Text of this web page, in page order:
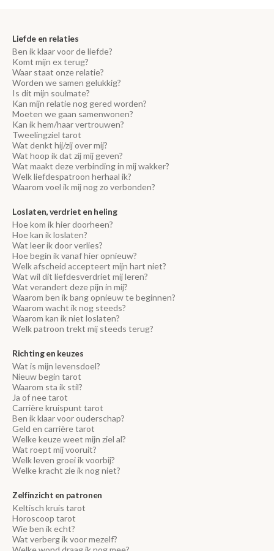
Liefde en relaties
Ben ik klaar voor de liefde?
Komt mijn ex terug?
Waar staat onze relatie?
Worden we samen gelukkig?
Is dit mijn soulmate?
Kan mijn relatie nog gered worden?
Moeten we gaan samenwonen?
Kan ik hem/haar vertrouwen?
Tweelingziel tarot
Wat denkt hij/zij over mij?
Wat hoop ik dat zij mij geven?
Wat maakt deze verbinding in mij wakker?
Welk liefdespatroon herhaal ik?
Waarom voel ik mij nog zo verbonden?
Loslaten, verdriet en heling
Hoe kom ik hier doorheen?
Hoe kan ik loslaten?
Wat leer ik door verlies?
Hoe begin ik vanaf hier opnieuw?
Welk afscheid accepteert mijn hart niet?
Wat wil dit liefdesverdriet mij leren?
Wat verandert deze pijn in mij?
Waarom ben ik bang opnieuw te beginnen?
Waarom wacht ik nog steeds?
Waarom kan ik niet loslaten?
Welk patroon trekt mij steeds terug?
Richting en keuzes
Wat is mijn levensdoel?
Nieuw begin tarot
Waarom sta ik stil?
Ja of nee tarot
Carrière kruispunt tarot
Ben ik klaar voor ouderschap?
Geld en carrière tarot
Welke keuze weet mijn ziel al?
Wat roept mij vooruit?
Welk leven groei ik voorbij?
Welke kracht zie ik nog niet?
Zelfinzicht en patronen
Keltisch kruis tarot
Horoscoop tarot
Wie ben ik echt?
Wat verberg ik voor mezelf?